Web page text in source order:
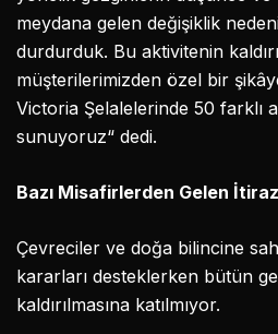
meydana gelen değişiklik
durdurduk. Bu aktivitenin
müşterilerimizden özel bir
Victoria Şelalelerinde 50 farklı
sunuyoruz“ dedi.
Bazı Misafirlerden Gelen
Çevreciler ve doğa bilincine
kararları desteklerken bütün
kaldırılmasına katılmıyor.